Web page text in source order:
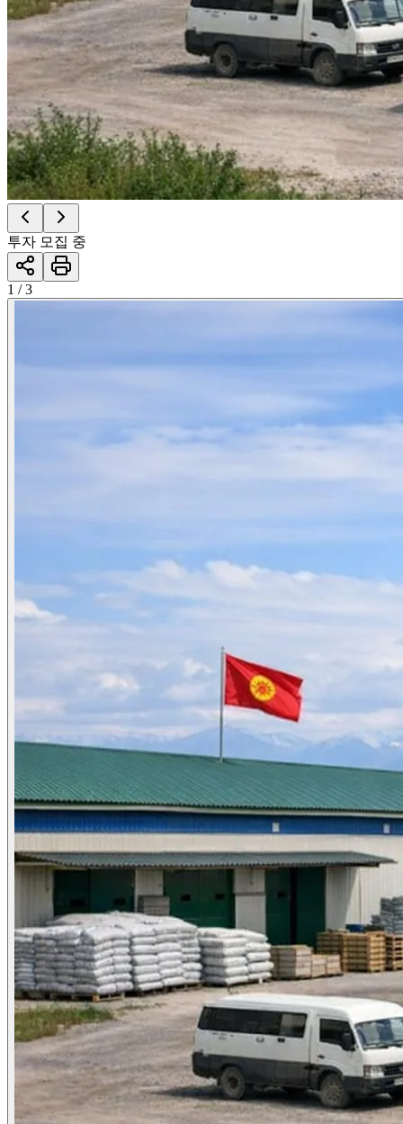
투자 모집 중
1 / 3